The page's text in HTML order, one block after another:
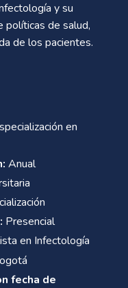
y su
políticas de salud,
de los pacientes.
en
Anual
Presencial
en Infectología
fecha de